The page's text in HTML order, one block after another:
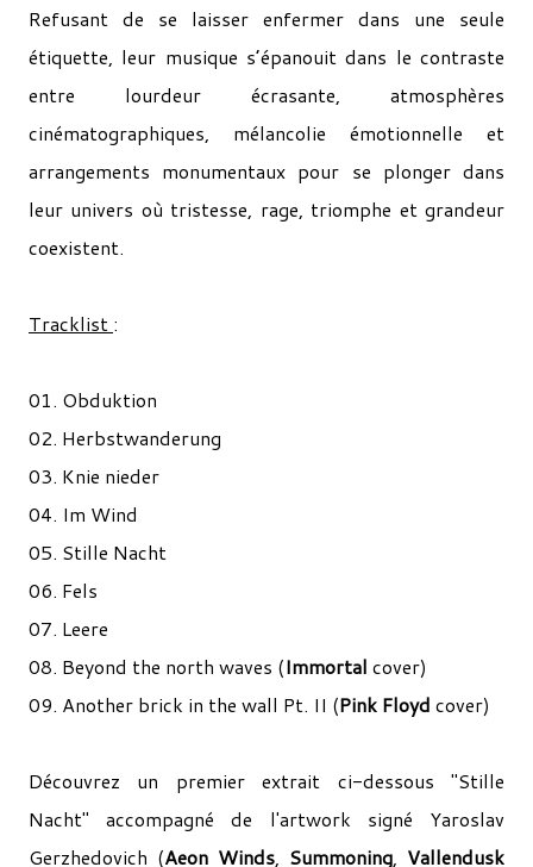
Refusant de se laisser enfermer dans une seule
étiquette, leur musique s’épanouit dans le contraste
entre lourdeur écrasante, atmosphères
cinématographiques, mélancolie émotionnelle et
arrangements monumentaux pour se plonger dans
leur univers où tristesse, rage, triomphe et grandeur
coexistent.
Tracklist :
01. Obduktion
02. Herbstwanderung
03. Knie nieder
04. Im Wind
05. Stille Nacht
06. Fels
07. Leere
08. Beyond the north waves (Immortal cover)
09. Another brick in the wall Pt. II (Pink Floyd cover)
Découvrez un premier extrait ci-dessous "Stille
Nacht" accompagné de l'artwork signé Yaroslav
Gerzhedovich (Aeon Winds, Summoning, Vallendusk